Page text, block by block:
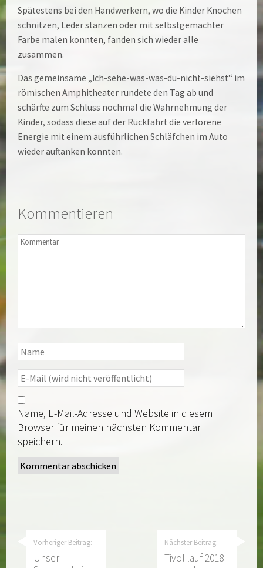
Spätestens bei den Handwerkern, wo die Kinder Knochen
schnitzen, Leder stanzen oder mit selbstgemachter
Farbe malen konnten, fanden sich wieder alle
zusammen.
Das gemeinsame „Ich-sehe-was-was-du-nicht-siehst“ im
römischen Amphitheater rundete den Tag ab und
schärfte zum Schluss nochmal die Wahrnehmung der
Kinder, sodass diese auf der Rückfahrt die verlorene
Energie mit einem ausführlichen Schläfchen im Auto
wieder auftanken konnten.
Kommentieren
Name, E-Mail-Adresse und Website in diesem
Browser für meinen nächsten Kommentar
speichern.
Vorheriger Beitrag:
Unser
Nächster Beitrag:
Tivolilauf 2018